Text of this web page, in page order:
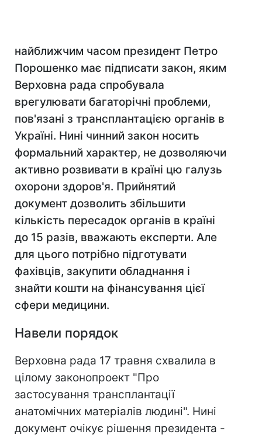
найближчим часом президент Петро
Порошенко має підписати закон, яким
Верховна рада спробувала
врегулювати багаторічні проблеми,
пов'язані з трансплантацією органів в
Україні. Нині чинний закон носить
формальний характер, не дозволяючи
активно розвивати в країні цю галузь
охорони здоров'я. Прийнятий
документ дозволить збільшити
кількість пересадок органів в країні
до 15 разів, вважають експерти. Але
для цього потрібно підготувати
фахівців, закупити обладнання і
знайти кошти на фінансування цієї
сфери медицини.
Навели порядок
Верховна рада 17 травня схвалила в
цілому законопроект "Про
застосування трансплантації
анатомічних матеріалів людині". Нині
документ очікує рішення президента -